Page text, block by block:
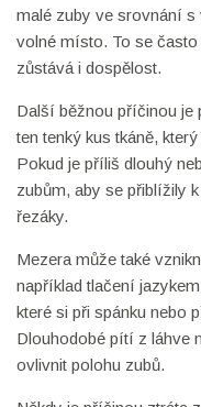
malé zuby ve srovnání s
volné místo. To se
zůstává i dospělost.
Další běžnou příčinou je
ten tenký kus tkáně,
Pokud je příliš dlouhý
zubům, aby se přiblížily
řezáky.
Mezera může také
například tlačení
které si při spánku nebo
Dlouhodobé pítí z láhve
ovlivnit polohu zubů.